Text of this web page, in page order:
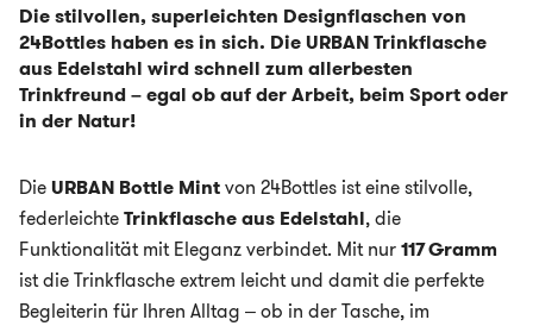
Die stilvollen, superleichten Designflaschen von
24Bottles haben es in sich. Die URBAN Trinkflasche
aus Edelstahl wird schnell zum allerbesten
Trinkfreund – egal ob auf der Arbeit, beim Sport oder
in der Natur!
DieURBAN Bottle Mintvon 24Bottles ist eine stilvolle,
federleichteTrinkflasche aus Edelstahl, die
Funktionalität mit Eleganz verbindet. Mit nur117 Gramm
ist die Trinkflasche extrem leicht und damit die perfekte
Begleiterin für Ihren Alltag – ob in der Tasche, im